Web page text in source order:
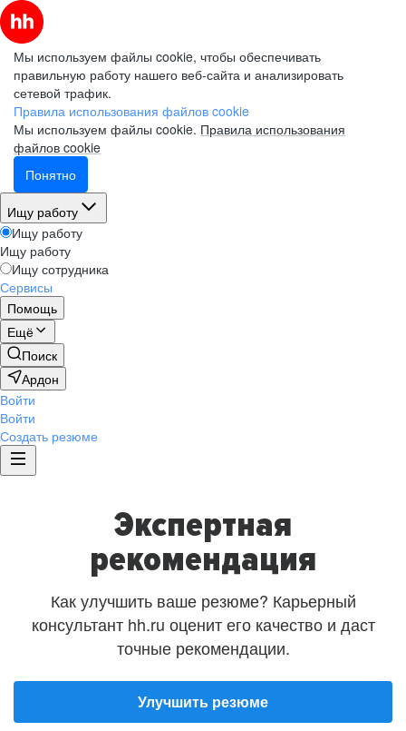
Мы используем файлы cookie, чтобы обеспечивать
правильную работу нашего веб-сайта и анализировать
сетевой трафик.
Правила использования файлов cookie
Мы используем файлы cookie. Правила использования
файлов cookie
Понятно
Ищу работу
Ищу работу
Ищу работу
Ищу сотрудника
Сервисы
Помощь
Ещё
Поиск
Ардон
Войти
Войти
Создать резюме
Экспертная
рекомендация
Как улучшить ваше резюме? Карьерный
консультант hh.ru оценит его качество и даст
точные рекомендации.
Улучшить резюме